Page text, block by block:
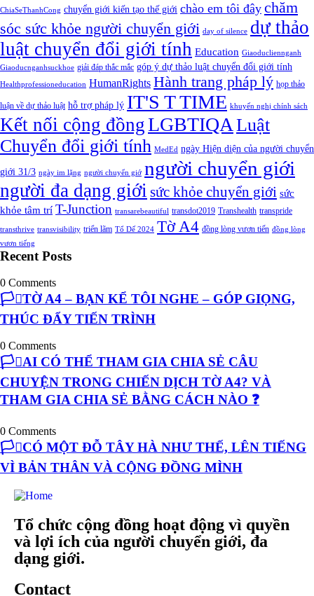
ChiaSeThanhCong chuyển giới kiến tạo thế giới chào em tôi đây chăm
sóc sức khỏe người chuyển giới day of silence dự thảo
luật chuyển đổi giới tính Education Giaoducliennganh
Giaoducnganhsuckhoe giải đáp thắc mắc góp ý dự thảo luật chuyển đổi giới tính
Healthprofessioneducation HumanRights Hành trang pháp lý họp thảo
luận về dự thảo luật hỗ trợ pháp lý IT'S T TIME khuyến nghị chính sách
Kết nối cộng đồngLGBTIQA Luật
Chuyển đổi giới tính MedEd ngày Hiện diện của người chuyển
giới 31/3 ngày im lặng người chuyển giớ người chuyển giới
người đa dạng giới sức khỏe chuyển giới sức
khỏe tâm trí T-Junction transarebeautiful transdot2019 Transhealth transpride
transthrive transvisibility triển lãm Tổ Dế 2024 Tờ A4 đồng lòng vươn tiến đồng lòng
vươn tiếng
Recent Posts
0 Comments
🏳️‍⚧️TỜ A4 – BẠN KỂ TÔI NGHE – GÓP GIỌNG,
THÚC ĐẨY TIẾN TRÌNH
0 Comments
🏳️‍⚧️AI CÓ THỂ THAM GIA CHIA SẺ CÂU
CHUYỆN TRONG CHIẾN DỊCH TỜ A4? VÀ
THAM GIA CHIA SẺ BẰNG CÁCH NÀO ❓
0 Comments
🏳️‍⚧️CÓ MỘT ĐỖ TÂY HÀ NHƯ THẾ, LÊN TIẾNG
VÌ BẢN THÂN VÀ CỘNG ĐỒNG MÌNH
Tổ chức cộng đồng hoạt động vì quyền
và lợi ích của người chuyển giới, đa
dạng giới.
Contact